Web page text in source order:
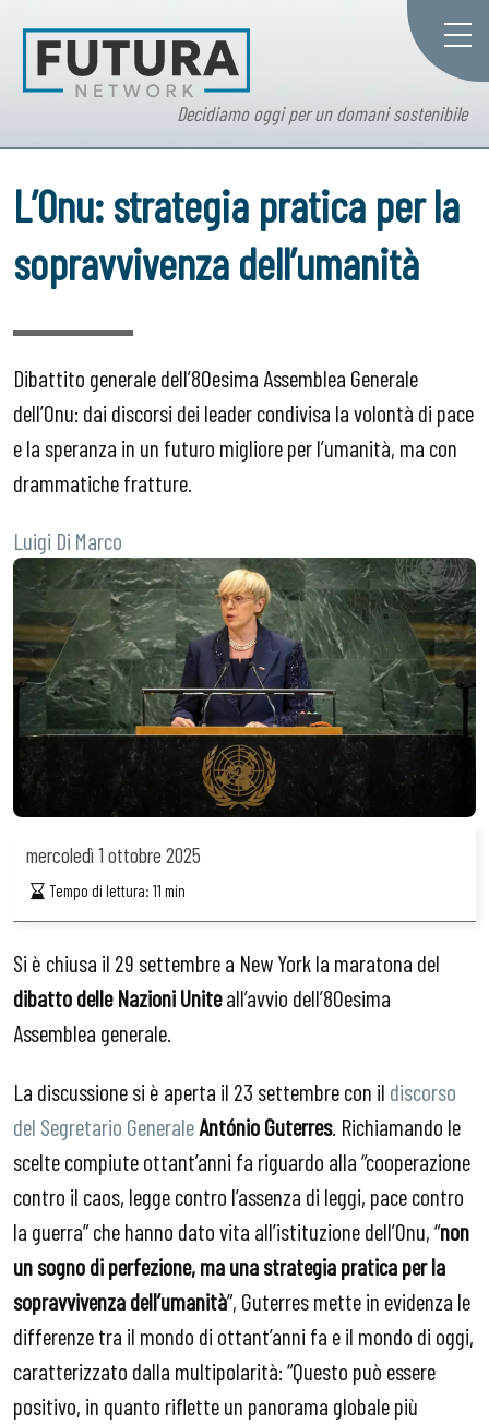
Decidiamo oggi per un domani sostenibile
L’Onu: strategia pratica per la
sopravvivenza dell’umanità
Dibattito generale dell’80esima Assemblea Generale
dell’Onu: dai discorsi dei leader condivisa la volontà di pace
e la speranza in un futuro migliore per l’umanità, ma con
drammatiche fratture.
Luigi Di Marco
mercoledì 1 ottobre 2025
Tempo di lettura:11 min
Si è chiusa il 29 settembre a New York la maratona del
dibatto delle Nazioni Uniteall’avvio dell’80esima
Assemblea generale.
La discussione si è aperta il 23 settembre con il discorso
del Segretario GeneraleAntónio Guterres. Richiamando le
scelte compiute ottant’anni fa riguardo alla “cooperazione
contro il caos, legge contro l’assenza di leggi, pace contro
la guerra” che hanno dato vita all’istituzione dell’Onu, “non
un sogno di perfezione, ma una strategia pratica per la
sopravvivenza dell’umanità”, Guterres mette in evidenza le
differenze tra il mondo di ottant’anni fa e il mondo di oggi,
caratterizzato dalla multipolarità: “Questo può essere
positivo, in quanto riflette un panorama globale più